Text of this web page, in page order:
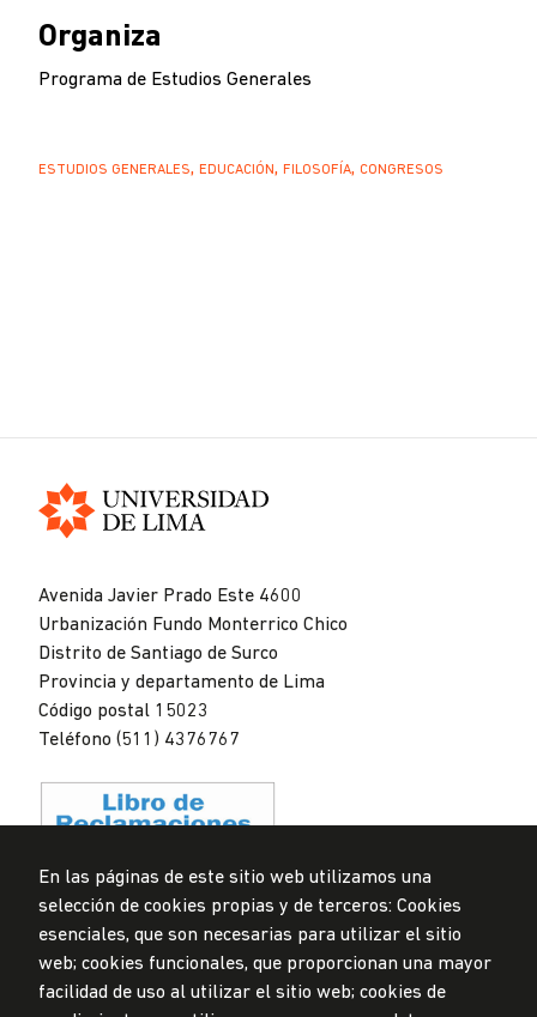
Organiza
Programa de Estudios Generales
ESTUDIOS GENERALES EDUCACIÓN FILOSOFÍA CONGRESOS
Avenida Javier Prado Este 4600
Urbanización Fundo Monterrico Chico
Distrito de Santiago de Surco
Provincia y departamento de Lima
Código postal 15023
Teléfono (511) 4376767
Privacidad de datos personales
Mesa de partes
En las páginas de este sitio web utilizamos una
selección de cookies propias y de terceros: Cookies
esenciales, que son necesarias para utilizar el sitio
web; cookies funcionales, que proporcionan una mayor
facilidad de uso al utilizar el sitio web; cookies de